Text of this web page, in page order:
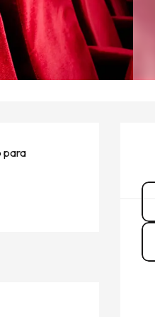
para